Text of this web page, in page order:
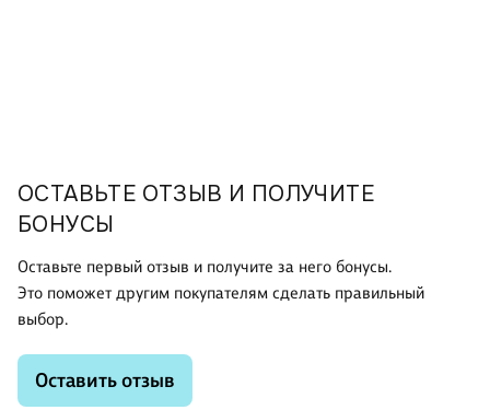
ОСТАВЬТЕ ОТЗЫВ И ПОЛУЧИТЕ
БОНУСЫ
Оставьте первый отзыв и получите за него бонусы.
Это поможет другим покупателям сделать правильный
выбор.
Оставить отзыв